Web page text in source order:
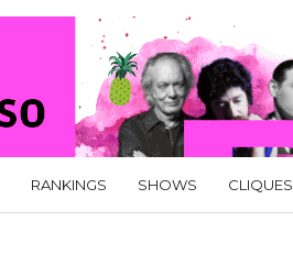
RANKINGS SHOWS CLIQUES